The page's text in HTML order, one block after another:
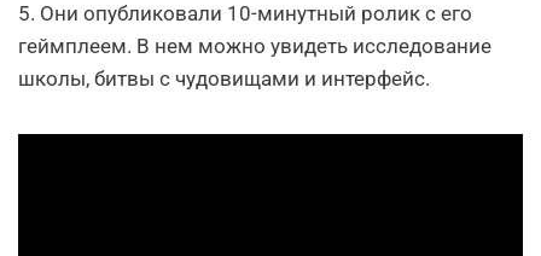
5. Они опубликовали 10-минутный ролик с его
геймплеем. В нем можно увидеть исследование
школы, битвы с чудовищами и интерфейс.